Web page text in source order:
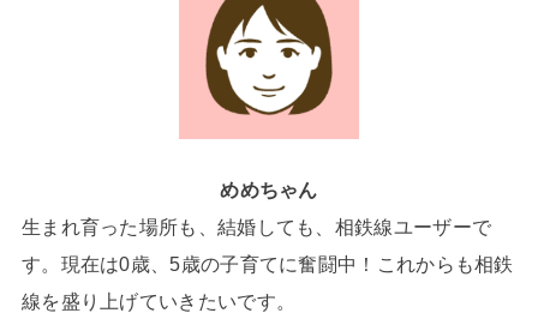
めめちゃん
生まれ育った場所も、結婚しても、相鉄線ユーザーで
す。現在は0歳、5歳の子育てに奮闘中！これからも相鉄
線を盛り上げていきたいです。